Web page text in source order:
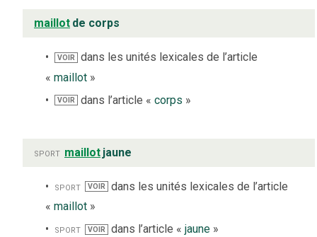
maillot de corps
VOIR
dans les unités lexicales de l’article
« maillot »
VOIR dans l’article «corps »
sport maillot jaune
sport VOIR
dans les unités lexicales de l’article
« maillot »
sport
VOIR dans l’article « jaune»